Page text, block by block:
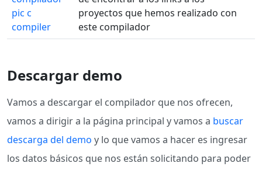
pic c
compiler
proyectos que hemos realizado con
este compilador
Descargar demo
Vamos a descargar el compilador que nos ofrecen,
vamos a dirigir a la página principal y vamos a buscar
descarga del demo y lo que vamos a hacer es ingresar
los datos básicos que nos están solicitando para poder